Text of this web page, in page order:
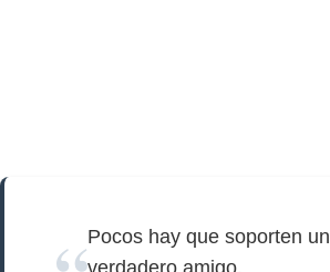
Pocos hay que soporten un
verdadero amigo.